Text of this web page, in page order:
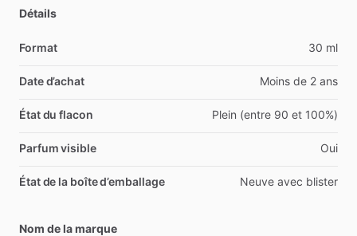
Détails
Format 30 ml
Date d’achat Moins de 2 ans
État du flacon Plein (entre 90 et 100%)
Parfum visible Oui
État de la boîte d’emballage Neuve avec blister
Nom de la marque